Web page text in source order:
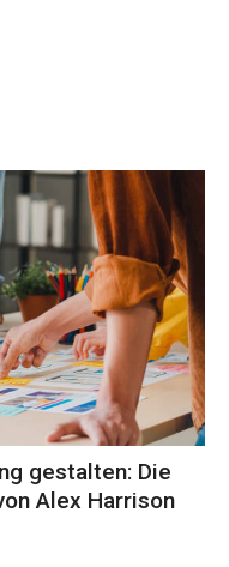
gestalten: Die
Alex Harrison